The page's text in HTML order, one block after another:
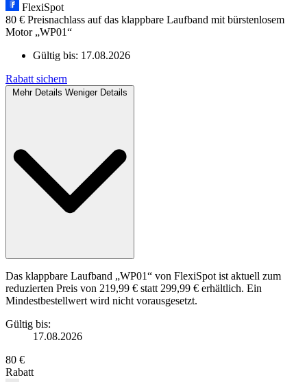
FlexiSpot
80 € Preisnachlass auf das klappbare Laufband mit bürstenlosem
Motor „WP01“
Gültig bis: 17.08.2026
Rabatt sichern
Mehr Details Weniger Details
Das klappbare Laufband „WP01“ von FlexiSpot ist aktuell zum
reduzierten Preis von 219,99 € statt 299,99 € erhältlich. Ein
Mindestbestellwert wird nicht vorausgesetzt.
Gültig bis:
17.08.2026
80 €
Rabatt